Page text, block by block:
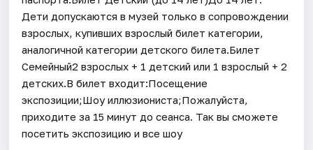
Дети допускаются в музей только в сопровождении
взрослых, купивших взрослый билет категории,
аналогичной категории детского билета.Билет
Семейный2 взрослых + 1 детский или 1 взрослый + 2
детских.В билет входит:Посещение
экспозиции;Шоу иллюзиониста;Пожалуйста,
приходите за 15 минут до сеанса. Так вы сможете
посетить экспозицию и все шоу